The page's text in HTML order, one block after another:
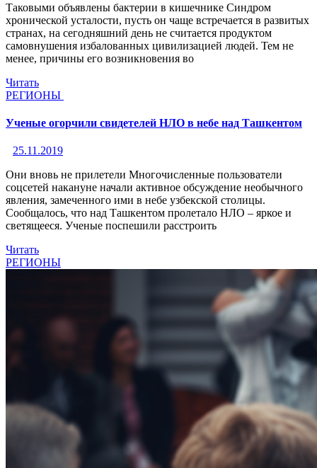
Таковыми объявлены бактерии в кишечнике Синдром
хронической усталости, пусть он чаще встречается в развитых
странах, на сегодняшний день не считается продуктом
самовнушения избалованных цивилизацией людей. Тем не
менее, причины его возникновения во
Читать
РЕГИОНЫ
Ученые огорчили свидетелей НЛО в небе над Ташкентом
25.11.2019
Они вновь не прилетели Многочисленные пользователи
соцсетей накануне начали активное обсуждение необычного
явления, замеченного ими в небе узбекской столицы.
Сообщалось, что над Ташкентом пролетало НЛО – яркое и
светящееся. Ученые поспешили расстроить
Читать
РЕГИОНЫ